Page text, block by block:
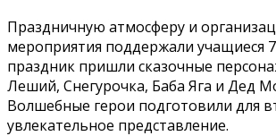
Праздничную атмосферу и
мероприятия поддержали учащиеся
праздник пришли сказочные
Леший, Снегурочка, Баба Яга и Дед
Волшебные герои подготовили для
увлекательное представление.